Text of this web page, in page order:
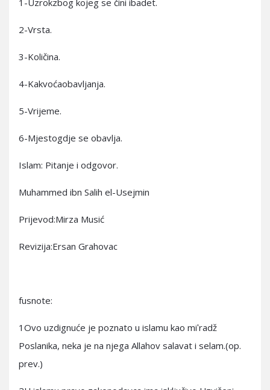
1-Uzrokzbog kojeg se čini ibadet.
2-Vrsta.
3-Količina.
4-Kakvoćaobavljanja.
5-Vrijeme.
6-Mjestogdje se obavlja.
Islam: Pitanje i odgovor.
Muhammed ibn Salih el-Usejmin
Prijevod:Mirza Musić
Revizija:Ersan Grahovac
fusnote:
1Ovo uzdignuće je poznato u islamu kao miʹradž
Poslanika, neka je na njega Allahov salavat i selam.(op.
prev.)